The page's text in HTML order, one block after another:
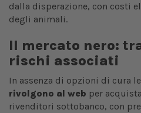
dalla disperazione, con costi
degli animali.
Il mercato nero:
rischi associati
In assenza di opzioni di cura
rivolgono al web per
rivenditori sottobanco, con